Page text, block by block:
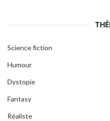
Science fiction
Humour
Dystopie
Fantasy
Réaliste